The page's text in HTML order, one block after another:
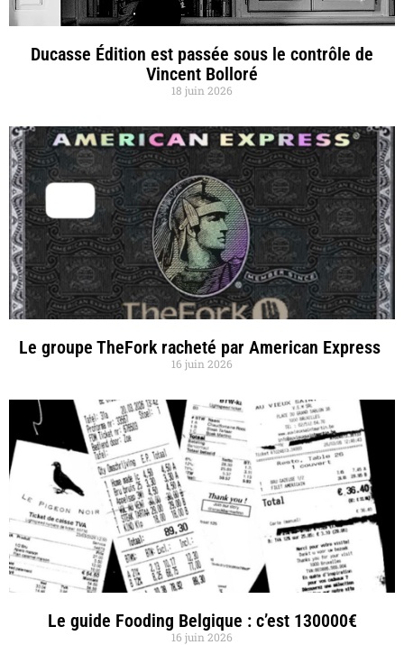
Ducasse Édition est passée sous le contrôle de
Vincent Bolloré
18 juin 2026
Le groupe TheFork racheté par American Express
16 juin 2026
Le guide Fooding Belgique : c’est 130000€
16 juin 2026